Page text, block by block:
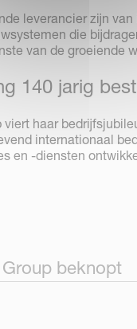
leverancier zijn
die
van de groeiende
140 jarig
viert haar
internationaal
en -diensten
beknopt